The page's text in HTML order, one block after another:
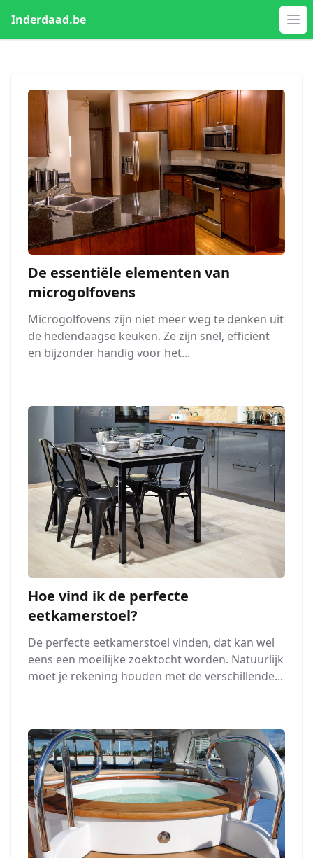
Inderdaad.be
De essentiële elementen van
microgolfovens
Microgolfovens zijn niet meer weg te denken uit
de hedendaagse keuken. Ze zijn snel, efficiënt
en bijzonder handig voor het...
Hoe vind ik de perfecte
eetkamerstoel?
De perfecte eetkamerstoel vinden, dat kan wel
eens een moeilijke zoektocht worden. Natuurlijk
moet je rekening houden met de verschillende...